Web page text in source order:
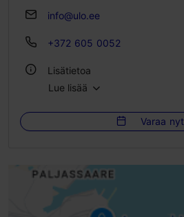
info@ulo.ee
+372 605 0052
Lisätietoa
Istumapaikkoja: 52
WLAN-alue
Lue lisää
Varaa nyt